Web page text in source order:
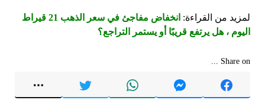
لمزيد من القراءة:
انخفاض مفاجئ في سعر الذهب 21 قيراط
اليوم ، هل يرتفع قريبًا أو يستمر التراجع؟
Share on ...